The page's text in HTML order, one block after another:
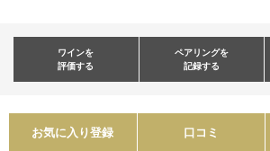
ワインを
評価する
ペアリングを
記録する
お気に入り登録 口コミ